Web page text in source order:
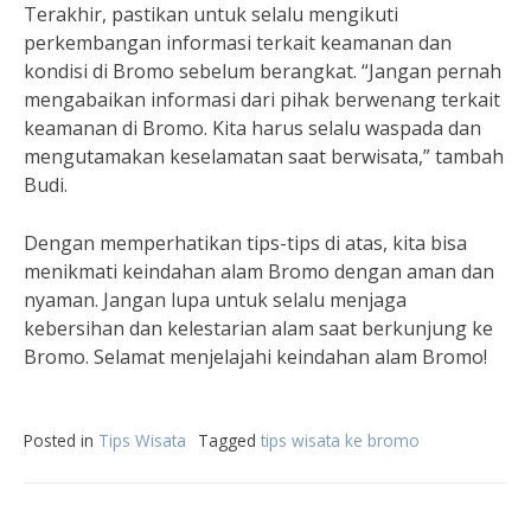
Terakhir, pastikan untuk selalu mengikuti
perkembangan informasi terkait keamanan dan
kondisi di Bromo sebelum berangkat. “Jangan pernah
mengabaikan informasi dari pihak berwenang terkait
keamanan di Bromo. Kita harus selalu waspada dan
mengutamakan keselamatan saat berwisata,” tambah
Budi.
Dengan memperhatikan tips-tips di atas, kita bisa
menikmati keindahan alam Bromo dengan aman dan
nyaman. Jangan lupa untuk selalu menjaga
kebersihan dan kelestarian alam saat berkunjung ke
Bromo. Selamat menjelajahi keindahan alam Bromo!
Posted in Tips Wisata Tagged tips wisata ke bromo